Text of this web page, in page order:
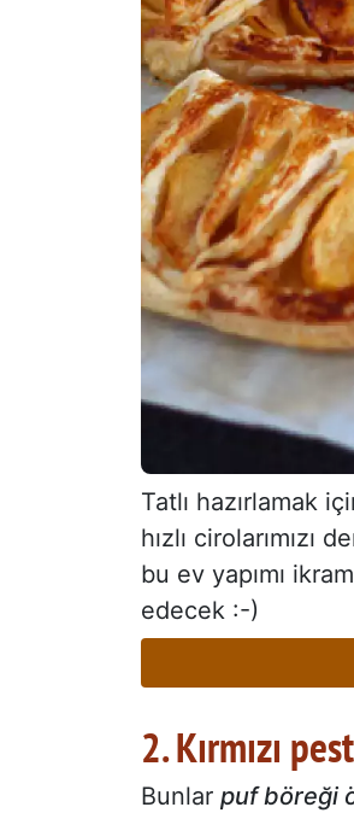
Tatlı hazırlamak
hızlı
bu ev yapımı
edecek :-)
2. Kırmızı
Bunlar puf böreği